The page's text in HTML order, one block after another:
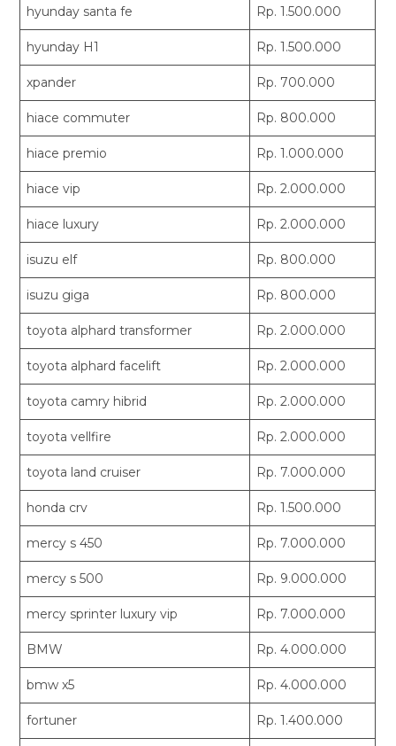
hyunday santa fe Rp. 1.500.000
hyunday H1 Rp. 1.500.000
xpander Rp. 700.000
hiace commuter Rp. 800.000
hiace premio Rp. 1.000.000
hiace vip Rp. 2.000.000
hiace luxury Rp. 2.000.000
isuzu elf Rp. 800.000
isuzu giga Rp. 800.000
toyota alphard transformer Rp. 2.000.000
toyota alphard facelift Rp. 2.000.000
toyota camry hibrid Rp. 2.000.000
toyota vellfire Rp. 2.000.000
toyota land cruiser Rp. 7.000.000
honda crv Rp. 1.500.000
mercy s 450 Rp. 7.000.000
mercy s 500 Rp. 9.000.000
mercy sprinter luxury vip Rp. 7.000.000
BMW Rp. 4.000.000
bmw x5 Rp. 4.000.000
fortuner Rp. 1.400.000